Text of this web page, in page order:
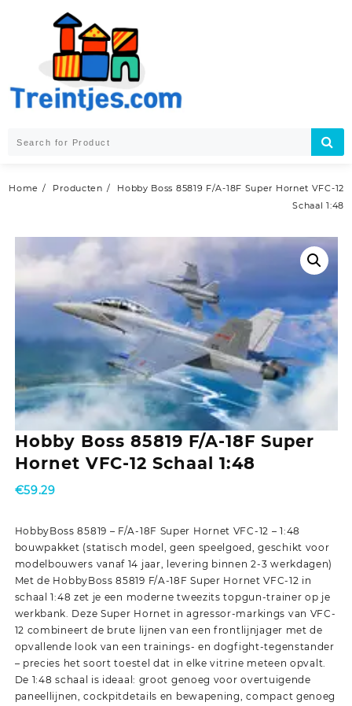
Home Producten
Hobby Boss 85819 F/A-18F Super Hornet VFC-12
Schaal 1:48
Hobby Boss 85819 F/A-18F Super
Hornet VFC-12 Schaal 1:48
€59.29
HobbyBoss 85819 – F/A-18F Super Hornet VFC-12 – 1:48
bouwpakket (statisch model, geen speelgoed, geschikt voor
modelbouwers vanaf 14 jaar, levering binnen 2-3 werkdagen)
Met de HobbyBoss 85819 F/A-18F Super Hornet VFC-12 in
schaal 1:48 zet je een moderne tweezits topgun-trainer op je
werkbank. Deze Super Hornet in agressor-markings van VFC-
12 combineert de brute lijnen van een frontlijnjager met de
opvallende look van een trainings- en dogfight-tegenstander
– precies het soort toestel dat in elke vitrine meteen opvalt.
De 1:48 schaal is ideaal: groot genoeg voor overtuigende
paneellijnen, cockpitdetails en bewapening, compact genoeg